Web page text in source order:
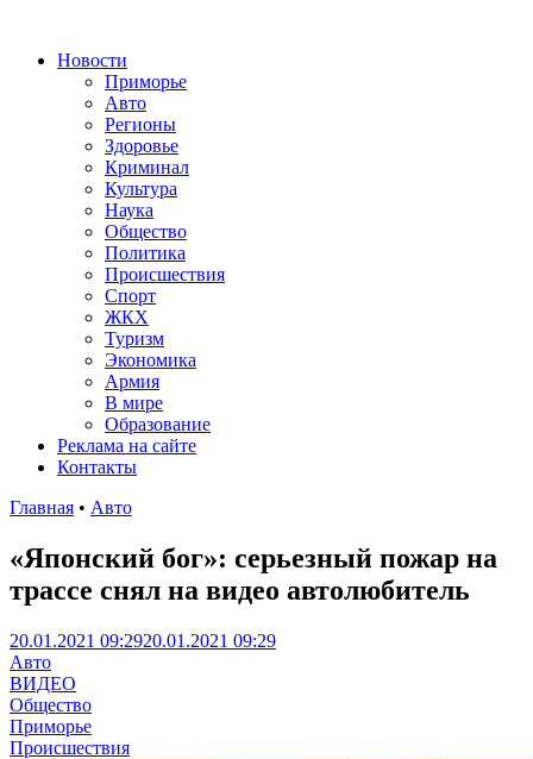
Новости
Приморье
Авто
Регионы
Здоровье
Криминал
Культура
Наука
Общество
Политика
Происшествия
Спорт
ЖКХ
Туризм
Экономика
Армия
В мире
Образование
Реклама на сайте
Контакты
Главная • Авто
«Японский бог»: серьезный пожар на
трассе снял на видео автолюбитель
20.01.2021 09:2920.01.2021 09:29
Авто
ВИДЕО
Общество
Приморье
Происшествия